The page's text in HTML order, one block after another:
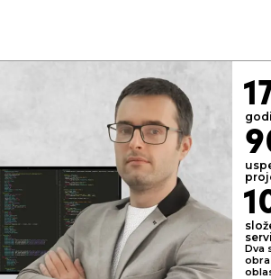
Dva